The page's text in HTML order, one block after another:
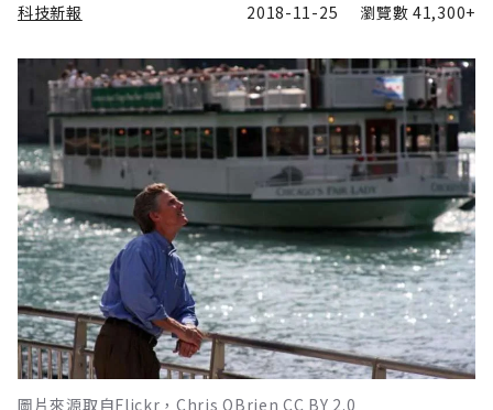
科技新報 2018-11-25 瀏覽數41,300+
圖片來源取自Flickr，Chris OBrien CC BY 2.0